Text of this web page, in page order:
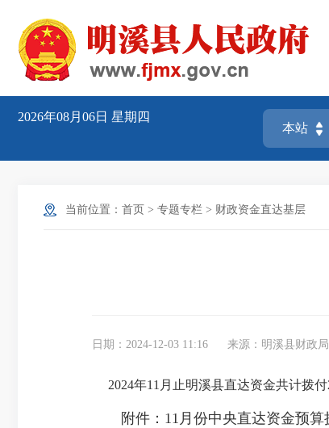
2026年08月06日 星期四
当前位置： 首页 > 专题专栏 > 财政资金直达基层
日期：2024-12-03 11:16 来源：明溪县财政局
2024年11月止明溪县直达资金共计拨付
附件：11月份中央直达资金预算